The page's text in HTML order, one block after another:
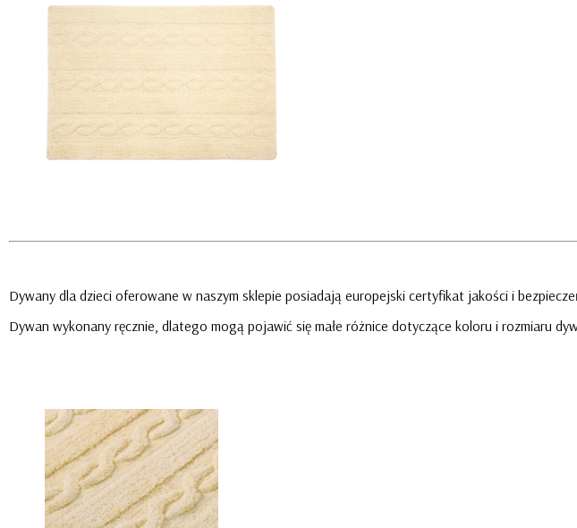
Dywany dla dzieci oferowane w naszym sklepie posiadają europejski certyfikat jakości i
Dywan wykonany ręcznie, dlatego mogą pojawić się małe różnice dotyczące koloru i rozmiaru